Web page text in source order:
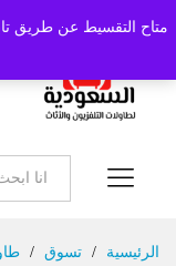
متاح التقسيط عن طريق
الرئيسية
/ تسوق /